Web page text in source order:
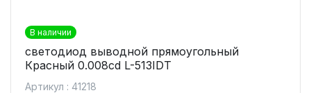
В наличии
светодиод выводной прямоугольный
Красный 0.008cd L-513IDT
Артикул : 41218